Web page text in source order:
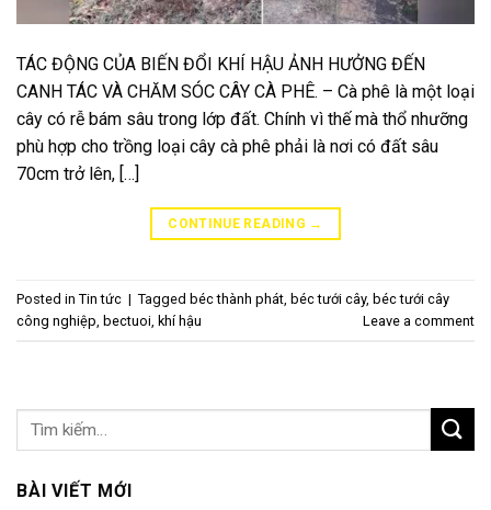
TÁC ĐỘNG CỦA BIẾN ĐỔI KHÍ HẬU ẢNH HƯỞNG ĐẾN
CANH TÁC VÀ CHĂM SÓC CÂY CÀ PHÊ. – Cà phê là một loại
cây có rễ bám sâu trong lớp đất. Chính vì thế mà thổ nhưỡng
phù hợp cho trồng loại cây cà phê phải là nơi có đất sâu
70cm trở lên, […]
CONTINUE READING →
Posted in Tin tức | Tagged béc thành phát béc tưới cây, béc tưới cây
công nghiệp bectuoi khí hậu Leave a comment
BÀI VIẾT MỚI